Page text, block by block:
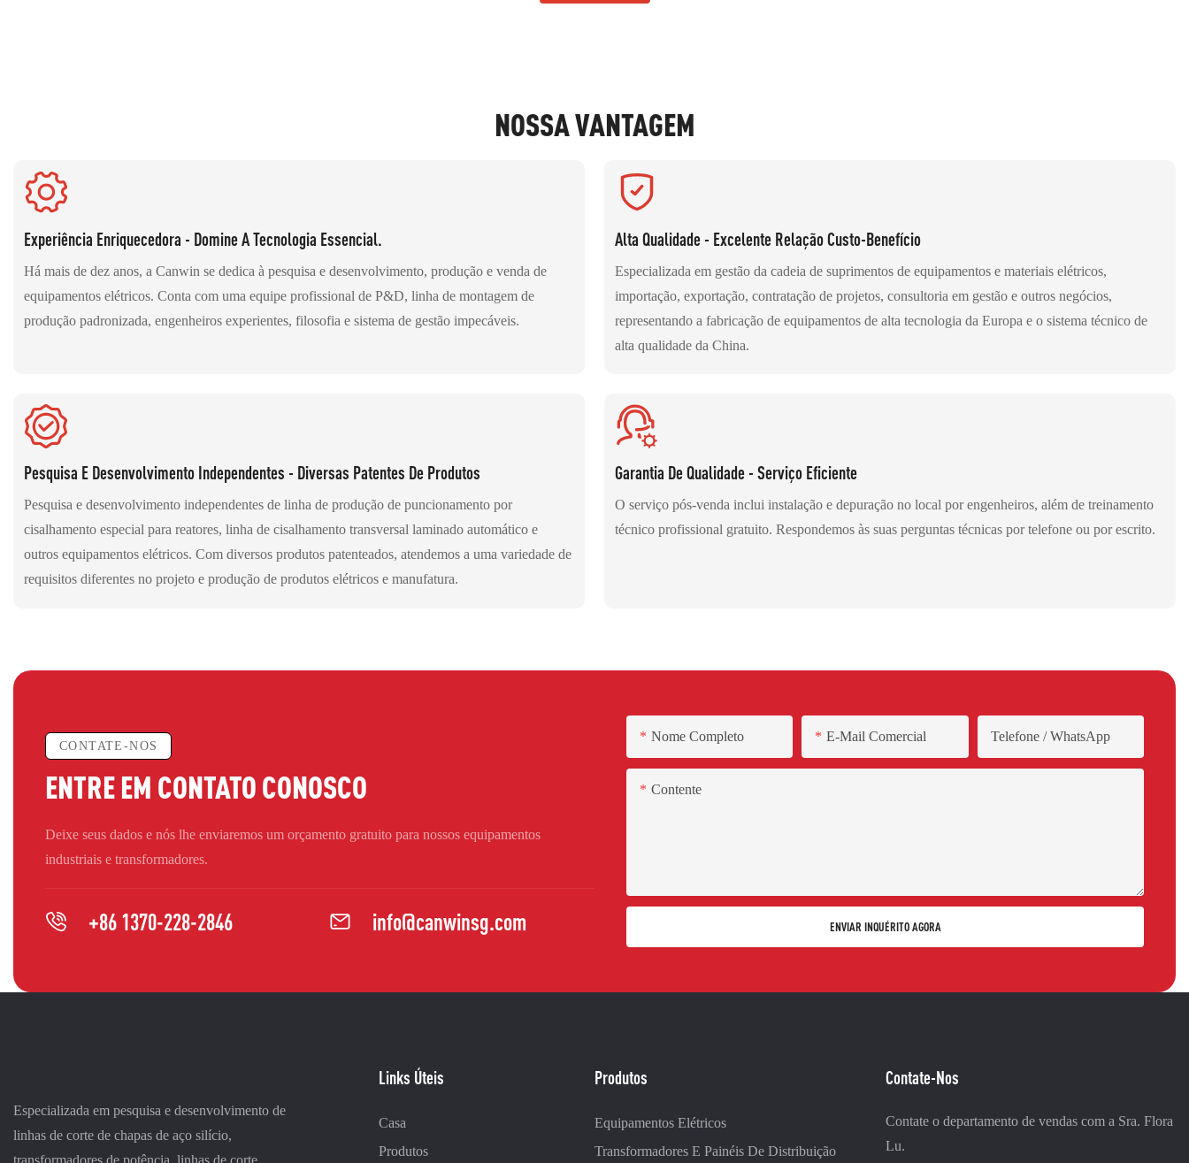
NOSSA VANTAGEM
Experiência Enriquecedora - Domine A Tecnologia Essencial.
Há mais de dez anos, a Canwin se dedica à pesquisa e desenvolvimento, produção e venda de
equipamentos elétricos. Conta com uma equipe profissional de P&D, linha de montagem de
produção padronizada, engenheiros experientes, filosofia e sistema de gestão impecáveis.
Alta Qualidade - Excelente Relação Custo-Benefício
Especializada em gestão da cadeia de suprimentos de equipamentos e materiais elétricos,
importação, exportação, contratação de projetos, consultoria em gestão e outros negócios,
representando a fabricação de equipamentos de alta tecnologia da Europa e o sistema técnico de
alta qualidade da China.
Pesquisa E Desenvolvimento Independentes - Diversas Patentes De Produtos
Pesquisa e desenvolvimento independentes de linha de produção de puncionamento por
cisalhamento especial para reatores, linha de cisalhamento transversal laminado automático e
outros equipamentos elétricos. Com diversos produtos patenteados, atendemos a uma variedade de
requisitos diferentes no projeto e produção de produtos elétricos e manufatura.
Garantia De Qualidade - Serviço Eficiente
O serviço pós-venda inclui instalação e depuração no local por engenheiros, além de treinamento
técnico profissional gratuito. Respondemos às suas perguntas técnicas por telefone ou por escrito.
CONTATE-NOS
ENTRE EM CONTATO CONOSCO
Deixe seus dados e nós lhe enviaremos um orçamento gratuito para nossos equipamentos
industriais e transformadores.
+86 1370-228-2846 info@canwinsg.com
Nome Completo E-Mail Comercial Telefone / WhatsApp
Contente
ENVIAR INQUÉRITO AGORA
Especializada em pesquisa e desenvolvimento de
linhas de corte de chapas de aço silício,
transformadores de potência, linhas de corte
Links Úteis
Casa
Produtos
Produtos
Equipamentos Elétricos
Transformadores E Painéis De Distribuição
Contate-Nos
Contate o departamento de vendas com a Sra. Flora
Lu.